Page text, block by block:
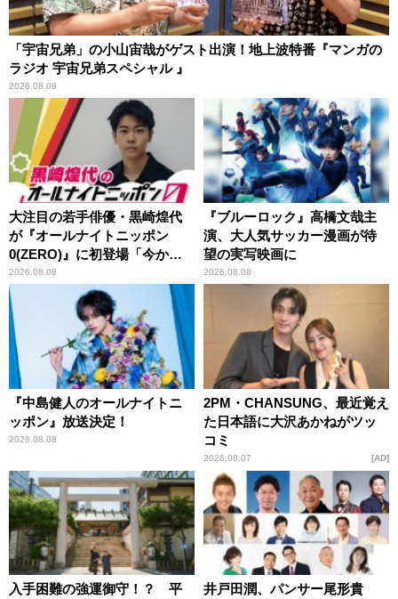
「宇宙兄弟」の小山宙哉がゲスト出演！地上波特番『マンガの
ラジオ 宇宙兄弟スペシャル 』
2026.08.09
大注目の若手俳優・黒崎煌代
が『オールナイトニッポン
0(ZERO)』に初登場「今から
とてもワクワクしておりま
す！」
2026.08.08
『ブルーロック』高橋文哉主
演、大人気サッカー漫画が待
望の実写映画に
2026.08.08
『中島健人のオールナイトニ
ッポン』放送決定！
2026.08.08
2PM・CHANSUNG、最近覚え
た日本語に大沢あかねがツッ
コミ
2026.08.07 AD
入手困難の強運御守！？ 平
井戸田潤、パンサー尾形貴